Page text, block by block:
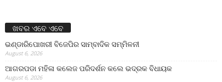
ଖବର ଏବେ ଏବେ
ଭଣ୍ଡାରିପୋଖରୀ ବିଜେପିର ସାମ୍ବାଦିକ ସମ୍ମିଳନୀ
August 6, 2026
ଆଗରପଡା ମହିଳା କଲେଜ ପରିଦର୍ଶନ କଲେ ଭଦ୍ରକ ବିଧାୟକ
August 6, 2026